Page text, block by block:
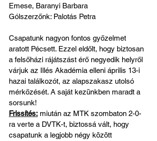
Emese, Baranyi Barbara
Gólszerzőnk: Palotás Petra
Csapatunk nagyon fontos győzelmet
aratott Pécsett. Ezzel eldőlt, hogy biztosan
a felsőházi rájátszást érő negyedik helyről
várjuk az Illés Akadémia elleni április 13-i
hazai találkozót, az alapszakasz utolsó
mérkőzését. A saját kezünkben maradt a
sorsunk!
Frissítés: miután az MTK szombaton 2-0-
ra verte a DVTK-t, biztossá vált, hogy
csapatunk a legjobb négy között